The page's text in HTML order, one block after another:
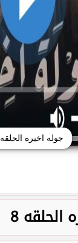
جوله اخيره الحلقه ٨
الحلقه 8